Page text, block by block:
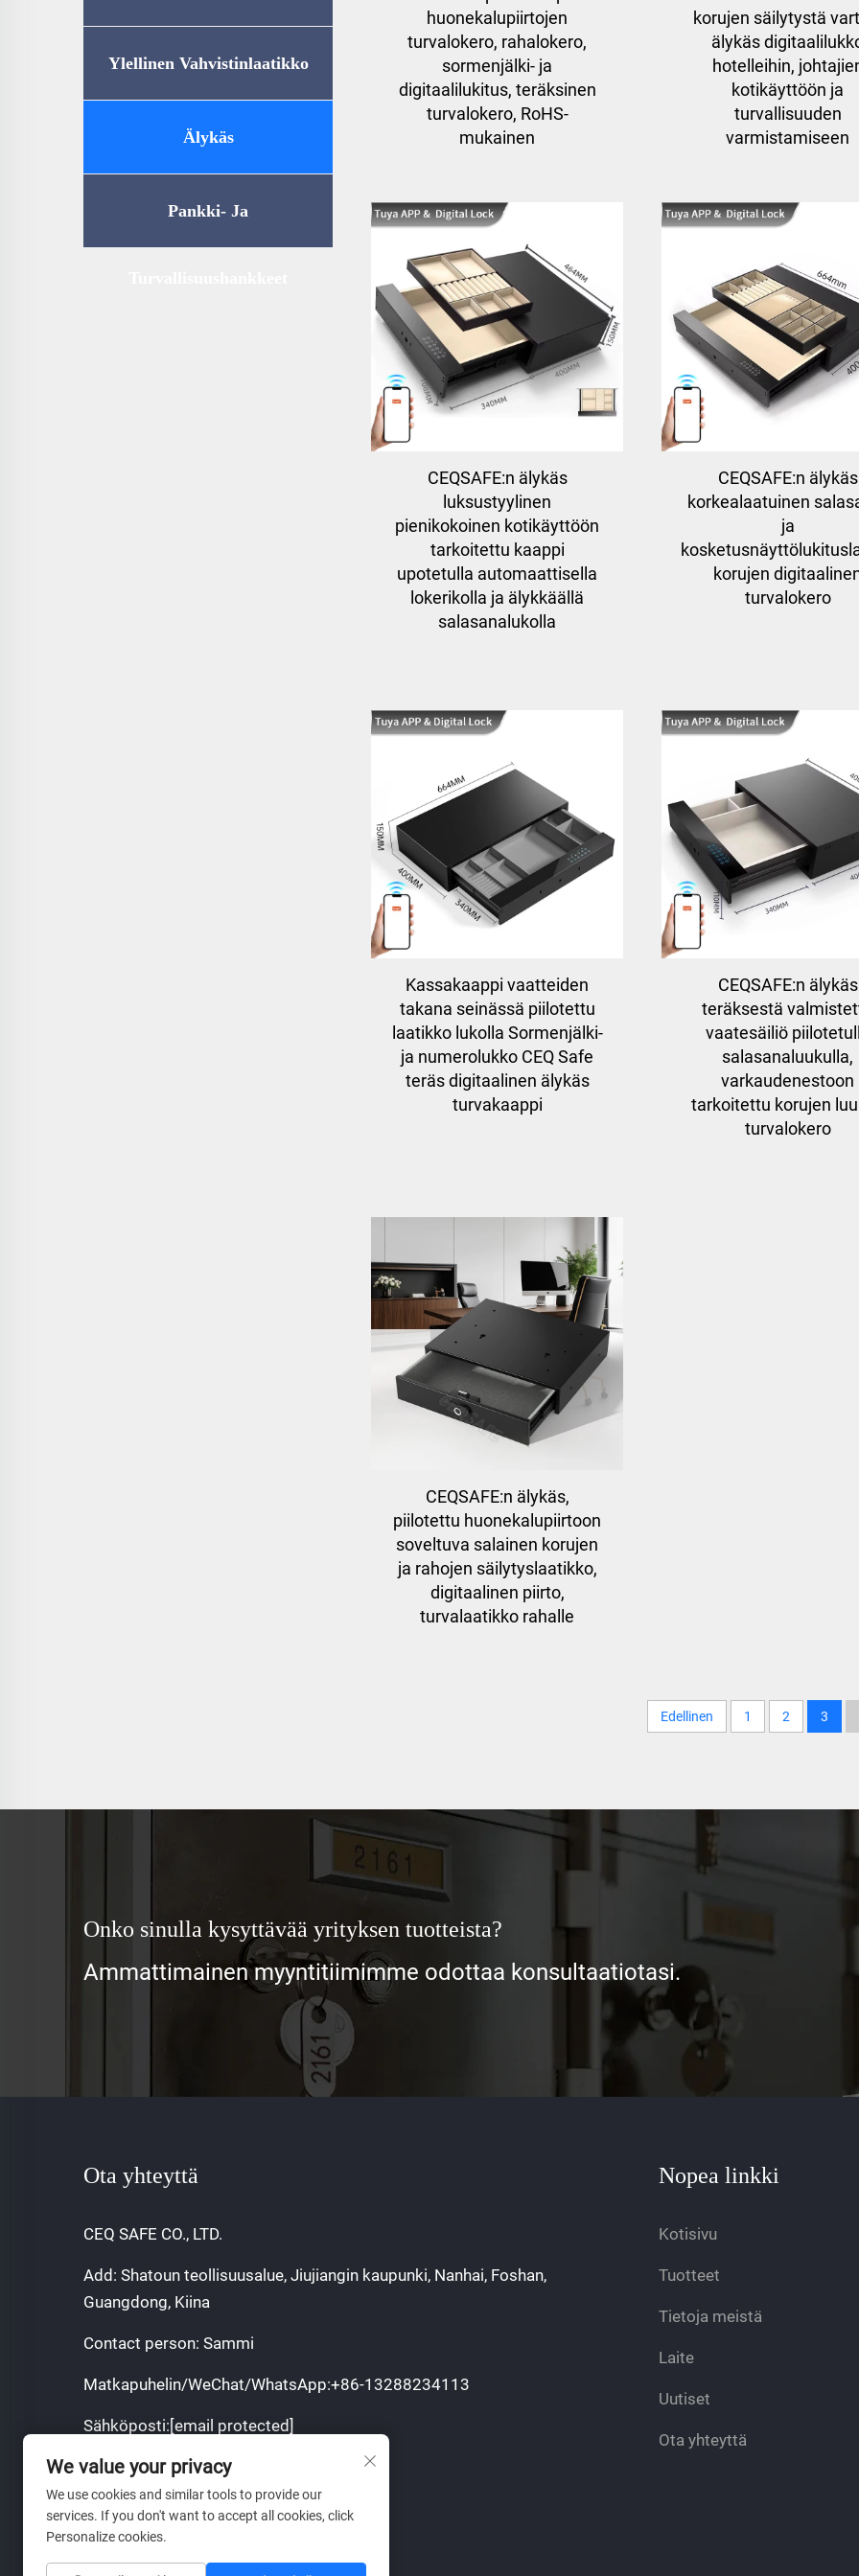
Ylellinen Vahvistinlaatikko
Älykäs
Kotitalousvarastointi
Pankki- Ja
huonekalupiirtojen
turvalokero, rahalokero,
sormenjälki- ja
digitaalilukitus, teräksinen
turvalokero, RoHS-
mukainen
korujen säilytystä
älykäs
hotelleihin,
kotikäyttöön ja
turvallisuuden
varmistamiseen
CEQSAFE:n älykäs
luksustyylinen
pienikokoinen kotikäyttöön
tarkoitettu kaappi
upotetulla automaattisella
lokerikolla ja älykkäällä
salasanalukolla
CEQSAFE:n älykäs
korkealaatuinen
ja
korujen
turvalokero
Kassakaappi vaatteiden
takana seinässä piilotettu
laatikko lukolla Sormenjälki-
ja numerolukko CEQ Safe
teräs digitaalinen älykäs
turvakaappi
CEQSAFE:n älykäs
teräksestä
vaatesäiliö
salasanaluukulla,
varkaudenestoon
tarkoitettu korujen
turvalokero
CEQSAFE:n älykäs,
piilotettu huonekalupiirtoon
soveltuva salainen korujen
ja rahojen säilytyslaatikko,
digitaalinen piirto,
turvalaatikko rahalle
Edellinen 1 2 3
Onko sinulla kysyttävää yrityksen tuotteista?
Ammattimainen myyntitiimimme odottaa konsultaatiotasi.
Ota yhteyttä
CEQ SAFE CO., LTD.
Add: Shatoun teollisuusalue, Jiujiangin kaupunki, Nanhai, Foshan,
Guangdong, Kiina
Contact person: Sammi
Matkapuhelin/WeChat/WhatsApp:+86-13288234113
Sähköposti:[email protected]
Tekijänoikeus © 2025 CEQ SAFE CO.,LTD.
Tietosuojakäytäntö
Nopea linkki
Kotisivu
Tuotteet
Tietoja meistä
Laite
Uutiset
Ota yhteyttä
We value your privacy
We use cookies and similar tools to provide our
services. If you don't want to accept all cookies, click
Personalize cookies.